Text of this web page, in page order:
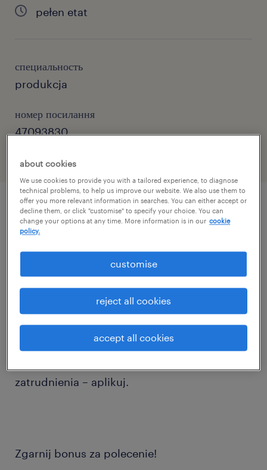
pełen etat
специальность
produkcja
номер посилання
47093830
описание должности
Lokalizacja - Koszalin
Poszukujemy osoby na stanowisko
Operatora/Operatorki CNC do pracy w
Koszalinie. Kluczowym wymaganiem jest
umiejętność czytania rysunku technicznego.
zatrudnienia – aplikuj.
Zgarnij bonus za polecenie!
about cookies
We use cookies to provide you with a tailored experience, to diagnose
technical problems, to help us improve our website. We also use them to
offer you more relevant information in searches. You can either accept or
decline them, or click "customise" to specify your choice. You can
change your options at any time. More information is in our cookie
policy.
accept all cookies
reject all cookies
customise